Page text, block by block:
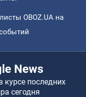
OBOZ.UA на
News
курсе последних
сегодня